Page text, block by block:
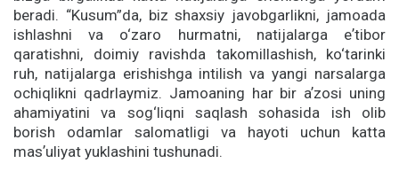
beradi. “Kusum”da, biz shaxsiy javobgarlikni, jamoada
ishlashni va o‘zaro hurmatni, natijalarga eʼtibor
qaratishni, doimiy ravishda takomillashish, ko‘tarinki
ruh, natijalarga erishishga intilish va yangi narsalarga
ochiqlikni qadrlaymiz. Jamoaning har bir aʼzosi uning
ahamiyatini va sog‘liqni saqlash sohasida ish olib
borish odamlar salomatligi va hayoti uchun katta
masʼuliyat yuklashini tushunadi.